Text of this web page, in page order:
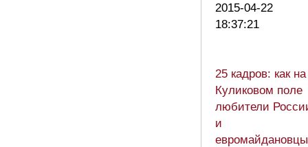
2015-04-22
18:37:21
25 кадров: как на
Куликовом поле
любители
и
евромайдановцы